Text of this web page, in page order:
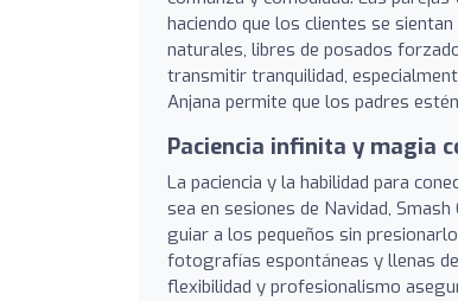
haciendo que los clientes se
naturales, libres de posados
transmitir tranquilidad,
Anjana permite que los padres
Paciencia infinita y magia
La paciencia y la habilidad para
sea en sesiones de Navidad,
guiar a los pequeños sin
fotografías espontáneas y llenas
flexibilidad y profesionalismo